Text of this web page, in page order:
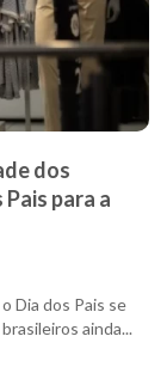
dos
para a
Dia dos Pais se
ainda...